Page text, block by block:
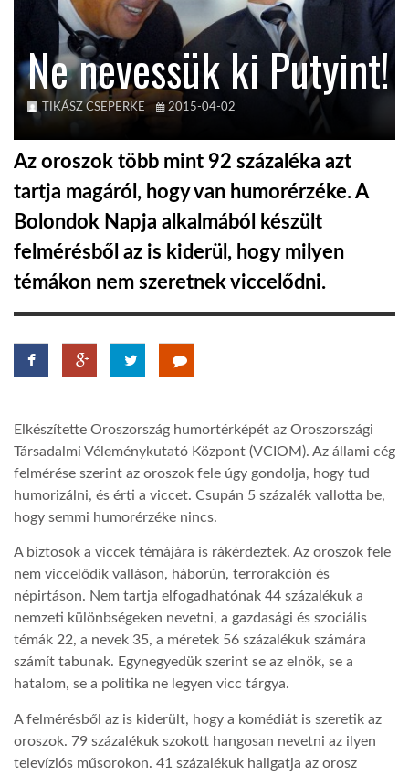
AFRIKA TUDÁSTÁR
A NAP SZÉPE
LINKTR.EE
GLOBOZSARU
DOBRAVERO.HU
LATIMO.HU
Ne nevessük ki Putyint!
TIKÁSZ CSEPERKE 2015-04-02
Az oroszok több mint 92 százaléka azt
tartja magáról, hogy van humorérzéke. A
Bolondok Napja alkalmából készült
felmérésből az is kiderül, hogy milyen
témákon nem szeretnek viccelődni.
Elkészítette Oroszország humortérképét az Oroszországi
Társadalmi Véleménykutató Központ (VCIOM). Az állami cég
felmérése szerint az oroszok fele úgy gondolja, hogy tud
humorizálni, és érti a viccet. Csupán 5 százalék vallotta be,
hogy semmi humorérzéke nincs.
A biztosok a viccek témájára is rákérdeztek. Az oroszok fele
nem viccelődik valláson, háborún, terrorakción és
népirtáson. Nem tartja elfogadhatónak 44 százalékuk a
nemzeti különbségeken nevetni, a gazdasági és szociális
témák 22, a nevek 35, a méretek 56 százalékuk számára
számít tabunak. Egynegyedük szerint se az elnök, se a
hatalom, se a politika ne legyen vicc tárgya.
A felmérésből az is kiderült, hogy a komédiát is szeretik az
oroszok. 79 százalékuk szokott hangosan nevetni az ilyen
televíziós műsorokon. 41 százalékuk hallgatja az orosz